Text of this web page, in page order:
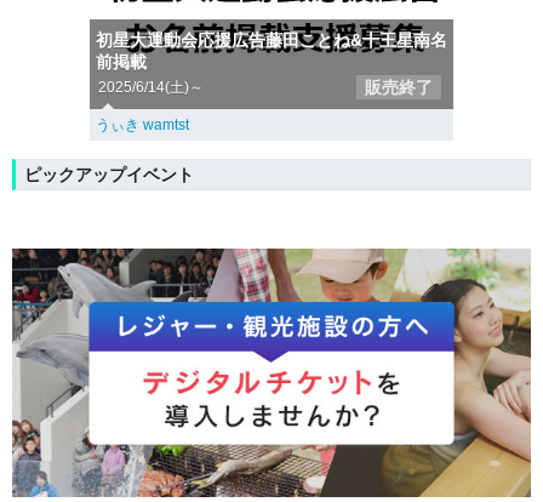
初星大運動会応援広告藤田ことね&十王星南名
前掲載
2025/6/14(土)～ 販売終了
うぃき wamtst
ピックアップイベント